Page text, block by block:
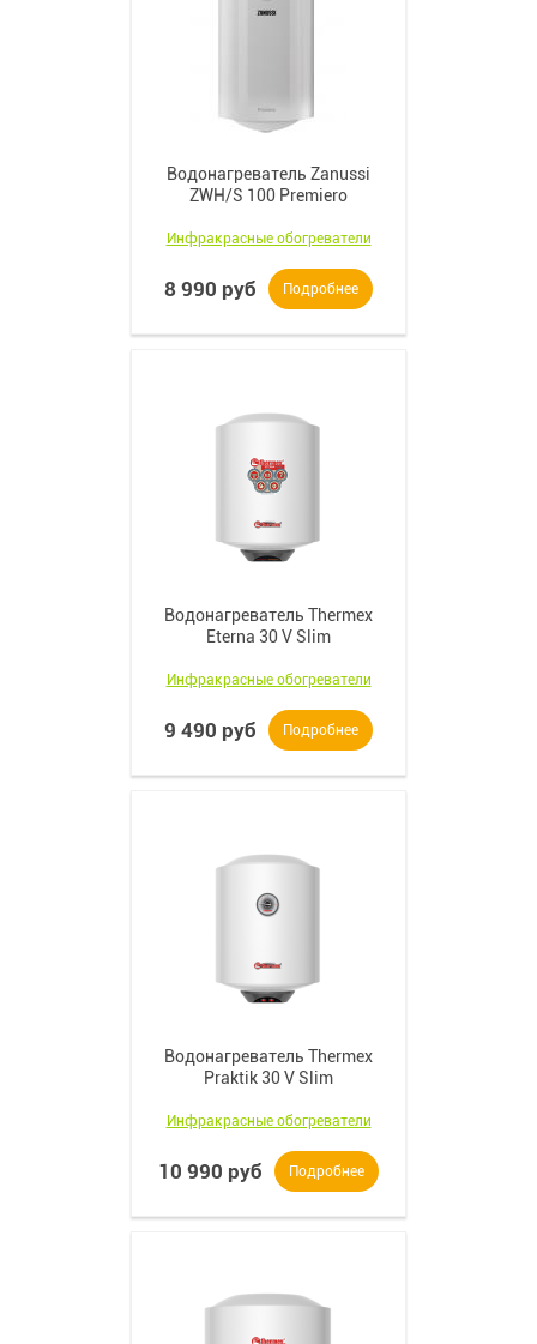
Водонагреватель Zanussi
ZWH/S 100 Premiero
Инфракрасные обогреватели
8 990 руб Подробнее
Водонагреватель Thermex
Eterna 30 V Slim
Инфракрасные обогреватели
9 490 руб Подробнее
Водонагреватель Thermex
Praktik 30 V Slim
Инфракрасные обогреватели
10 990 руб Подробнее